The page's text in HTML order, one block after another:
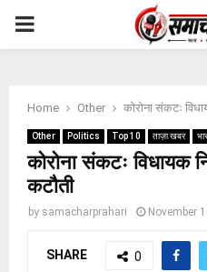
PRIMARY
Home Other कोरोना संकटः
Other Politics Top 10 ताज़ा खबर
कोरोना संकटः विधायक
कटौती
by samacharprahari November
SHARE 0